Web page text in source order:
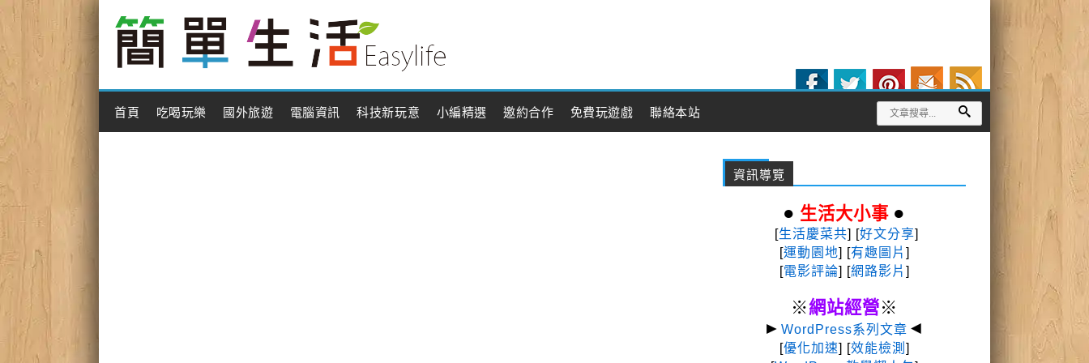
Main Menu
首頁 吃喝玩樂 國外旅遊 電腦資訊 科技新玩意 小編精選 邀約合作 免費玩遊戲 聯絡本站
資訊導覽
● 生活大小事 ●
[生活慶菜共] [好文分享]
[運動園地] [有趣圖片 ]
[電影評論] [網路影片 ]
※網站經營※
► WordPress系列文章 ◄
[優化加速] [效能檢測 ]